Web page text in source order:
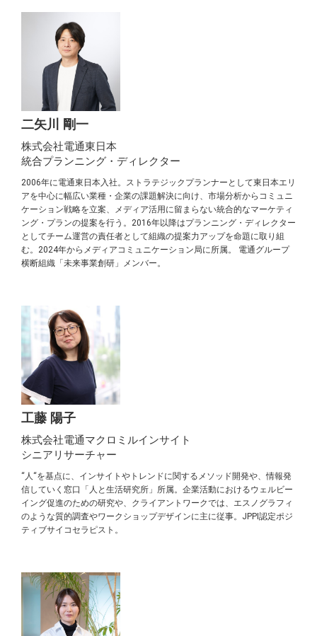
二矢川 剛一
株式会社電通東日本
統合プランニング・ディレクター
2006年に電通東日本入社。ストラテジックプランナーとして東日本エリ
アを中心に幅広い業種・企業の課題解決に向け、市場分析からコミュニ
ケーション戦略を立案、メディア活用に留まらない統合的なマーケティ
ング・プランの提案を行う。2016年以降はプランニング・ディレクター
としてチーム運営の責任者として組織の提案力アップを命題に取り組
む。2024年からメディアコミュニケーション局に所属。 電通グループ
横断組織「未来事業創研」メンバー。
工藤 陽子
株式会社電通マクロミルインサイト
シニアリサーチャー
“人“を基点に、インサイトやトレンドに関するメソッド開発や、情報発
信していく窓口「人と生活研究所」所属。企業活動におけるウェルビー
イング促進のための研究や、クライアントワークでは、エスノグラフィ
のような質的調査やワークショップデザインに主に従事。JPPI認定ポジ
ティブサイコセラピスト。